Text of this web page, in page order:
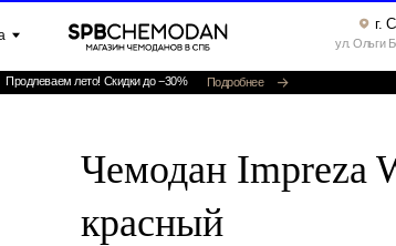
ул. Ольги Берггольц, 35а, офис
г. Санкт-Петербург ▸
Подробнее
Скидки до −30%
Чемодан Impreza
красный